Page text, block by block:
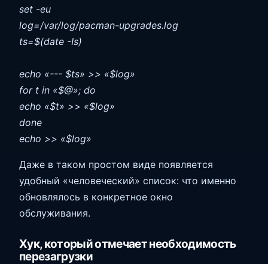
set -eu
log=/var/log/pacman-upgrades.log
ts=$(date -Is)
echo «--- $ts» >> «$log»
for t in «$@»; do
echo «$t» >> «$log»
done
echo >> «$log»
Даже в таком простом виде появляется
удобный «человеческий» список: что именно
обновлялось в конкретное окно
обслуживания.
Хук, который отмечает необходимость
перезагрузки